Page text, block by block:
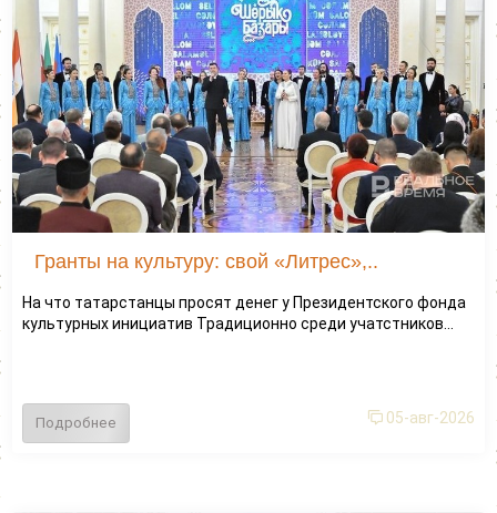
Гранты на культуру: свой «Литрес»,..
На что татарстанцы просят денег у Президентского фонда
культурных инициатив Традиционно среди учатстников...
Подробнее 05-авг-2026